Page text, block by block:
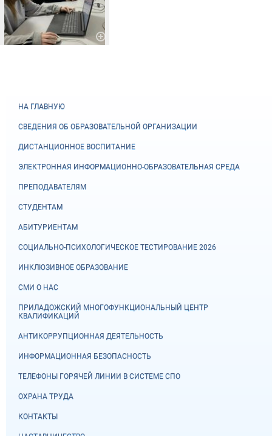
НА ГЛАВНУЮ
СВЕДЕНИЯ ОБ ОБРАЗОВАТЕЛЬНОЙ ОРГАНИЗАЦИИ
ДИСТАНЦИОННОЕ ВОСПИТАНИЕ
ЭЛЕКТРОННАЯ ИНФОРМАЦИОННО-ОБРАЗОВАТЕЛЬНАЯ СРЕДА
ПРЕПОДАВАТЕЛЯМ
СТУДЕНТАМ
АБИТУРИЕНТАМ
СОЦИАЛЬНО-ПСИХОЛОГИЧЕСКОЕ ТЕСТИРОВАНИЕ 2026
ИНКЛЮЗИВНОЕ ОБРАЗОВАНИЕ
СМИ О НАС
ПРИЛАДОЖСКИЙ МНОГОФУНКЦИОНАЛЬНЫЙ ЦЕНТР
КВАЛИФИКАЦИЙ
АНТИКОРРУПЦИОННАЯ ДЕЯТЕЛЬНОСТЬ
ИНФОРМАЦИОННАЯ БЕЗОПАСНОСТЬ
ТЕЛЕФОНЫ ГОРЯЧЕЙ ЛИНИИ В СИСТЕМЕ СПО
ОХРАНА ТРУДА
КОНТАКТЫ